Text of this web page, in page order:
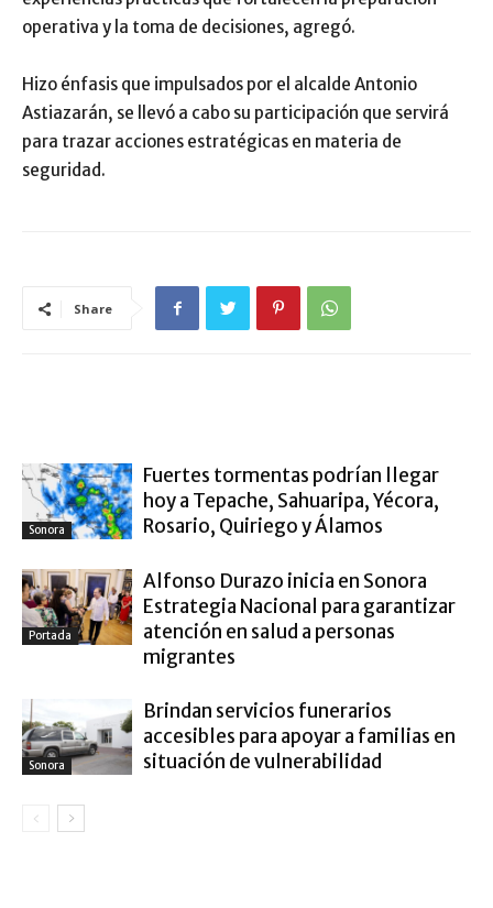
operativa y la toma de decisiones, agregó.
Hizo énfasis que impulsados por el alcalde Antonio
Astiazarán, se llevó a cabo su participación que servirá
para trazar acciones estratégicas en materia de
seguridad.
Share
Sonora
Fuertes tormentas podrían llegar
hoy a Tepache, Sahuaripa, Yécora,
Rosario, Quiriego y Álamos
Portada
Alfonso Durazo inicia en Sonora
Estrategia Nacional para garantizar
atención en salud a personas
migrantes
Sonora
Brindan servicios funerarios
accesibles para apoyar a familias en
situación de vulnerabilidad